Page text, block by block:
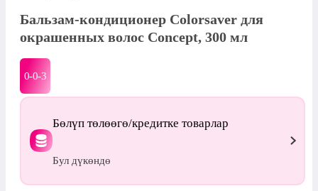
Бальзам-кондиционер Сolorsaver для
окрашенных волос Concept, 300 мл
0-0-3
Бөлүп төлөөгө/кредитке товарлар
Бул дүкөндө